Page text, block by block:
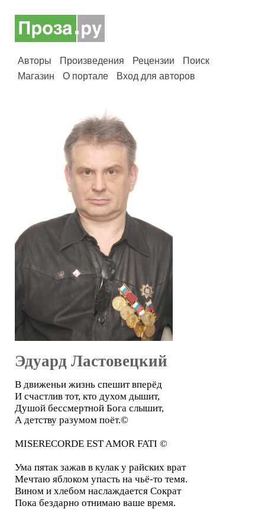
Авторы Произведения Рецензии
Поиск
Магазин
О портале Вход для авторов
Эдуард Ластовецкий
В движеньи жизнь спешит вперёд
И счастлив тот, кто духом дышит,
Душой бессмертной Бога слышит,
А детству разумом поёт.©
MISERECORDE EST AMOR FATI ©
Ума пятак зажав в кулак у райских врат
Мечтаю яблоком упасть на чьё-то темя.
Вином и хлебом наслаждается Сократ
Пока бездарно отнимаю ваше время.